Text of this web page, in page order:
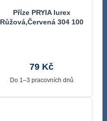
Příze PRYIA lurex
Růžová,Červená 304 100
79 Kč
Do 1–3 pracovních dnů